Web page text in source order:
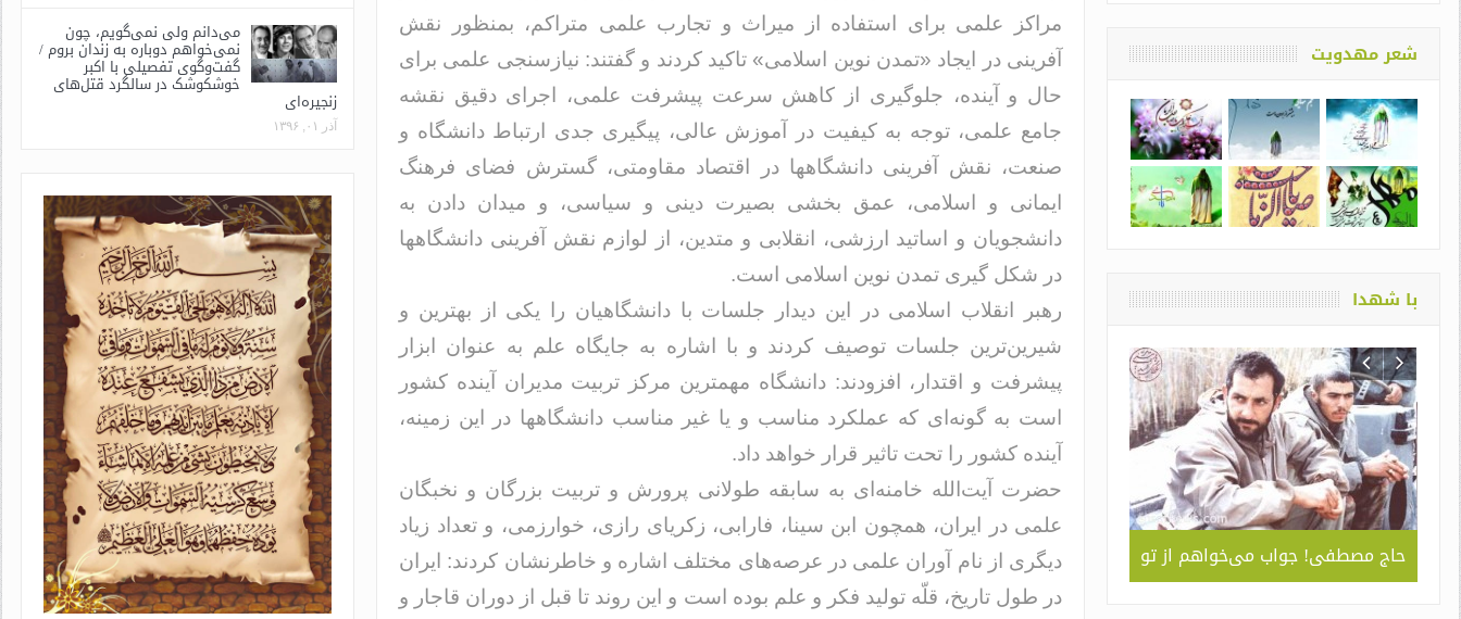
مراکز علمی برای استفاده از میراث و تجارب علمی متراکم، بمنظور نقش
آفرینی در ایجاد «تمدن نوین اسلامی» تاکید کردند و گفتند: نیازسنجی علمی برای
حال و آینده، جلوگیری از کاهش سرعت پیشرفت علمی، اجرای دقیق نقشه
جامع علمی، توجه به کیفیت در آموزش عالی، پیگیری جدی ارتباط دانشگاه و
صنعت، نقش آفرینی دانشگاهها در اقتصاد مقاومتی، گسترش فضای فرهنگ
ایمانی و اسلامی، عمق بخشی بصیرت دینی و سیاسی، و میدان دادن به
دانشجویان و اساتید ارزشی، انقلابی و متدین، از لوازم نقش آفرینی دانشگاهها
در شکل گیری تمدن نوین اسلامی است.
رهبر انقلاب اسلامی در این دیدار جلسات با دانشگاهیان را یکی از بهترین و
شیرین‌ترین جلسات توصیف کردند و با اشاره به جایگاه علم به عنوان ابزار
پیشرفت و اقتدار، افزودند: دانشگاه مهمترین مرکز تربیت مدیران آینده کشور
است به گونه‌ای که عملکرد مناسب و یا غیر مناسب دانشگاهها در این زمینه،
آینده کشور را تحت تاثیر قرار خواهد داد.
حضرت آیت‌الله خامنه‌ای به سابقه طولانی پرورش و تربیت بزرگان و نخبگان
علمی در ایران، همچون ابن سینا، فارابی، زکریای رازی، خوارزمی، و تعداد زیاد
دیگری از نام آوران علمی در عرصه‌های مختلف اشاره و خاطرنشان کردند: ایران
در طول تاریخ، قلّه تولید فکر و علم بوده است و این روند تا قبل از دوران قاجار و
می‌دانم ولی نمی‌گویم، چون
نمی‌خواهم دوباره به زندان بروم /
گفت‌وگوی تفصیلی با اکبر
خوشکوشک در سالگرد قتل‌های
زنجیره‌ای
آذر ۰۱, ۱۳۹۶
شعر مهدویت
با شهدا
به یاد او که دغدغه سلامت قلم
داشت / طاهره سادات حمیدی
خداحافظ رزمنده / دلنوشته ای از
حسن دشتی
جلوه ای از همدلی و صمیمیت به
سبک و سیاق دوران دفاع مقدس /
حاج مصطفی! جواب می‌خواهم از تو